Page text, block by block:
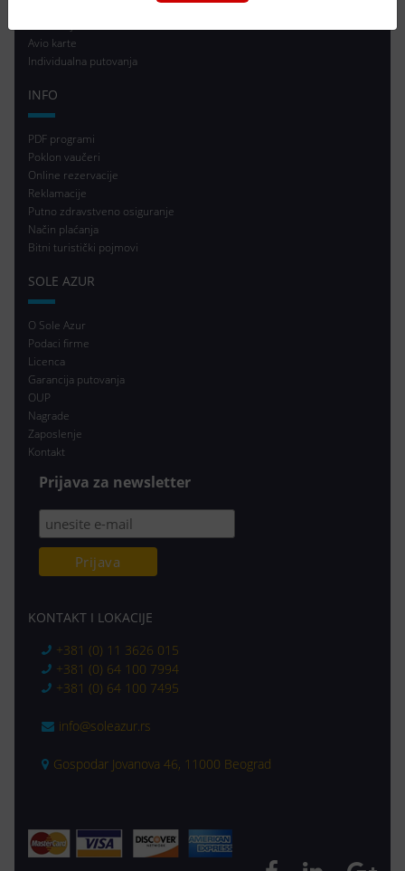
Avio karte
Individualna putovanja
INFO
PDF programi
Poklon vaučeri
Online rezervacije
Reklamacije
Putno zdravstveno osiguranje
Način plaćanja
Bitni turistički pojmovi
SOLE AZUR
O Sole Azur
Podaci firme
Licenca
Garancija putovanja
OUP
Nagrade
Zaposlenje
Kontakt
Prijava za newsletter
KONTAKT I LOKACIJE
+381 (0) 11 3626 015
+381 (0) 64 100 7994
+381 (0) 64 100 7495
info@soleazur.rs
Gospodar Jovanova 46, 11000 Beograd